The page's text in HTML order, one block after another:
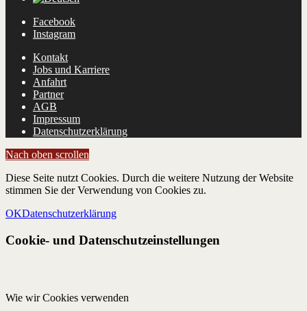
Facebook
Instagram
Kontakt
Jobs und Karriere
Anfahrt
Partner
AGB
Impressum
Datenschutzerklärung
Nach oben scrollen
Diese Seite nutzt Cookies. Durch die weitere Nutzung der Website
stimmen Sie der Verwendung von Cookies zu.
OKDatenschutzerklärung
Cookie- und Datenschutzeinstellungen
Wie wir Cookies verwenden